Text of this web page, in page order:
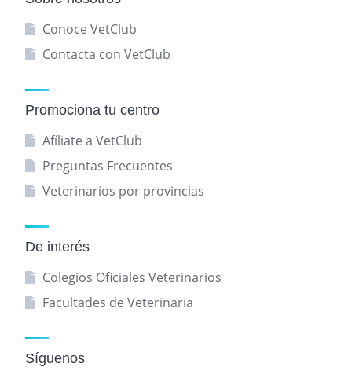
Conoce VetClub
Contacta con VetClub
Promociona tu centro
Afíliate a VetClub
Preguntas Frecuentes
Veterinarios por provincias
De interés
Colegios Oficiales Veterinarios
Facultades de Veterinaria
Síguenos